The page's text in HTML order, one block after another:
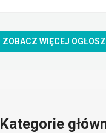
ZOBACZ WIĘCEJ
Kategorie